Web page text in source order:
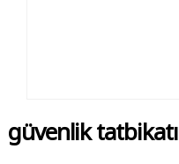
güvenlik tatbikatı